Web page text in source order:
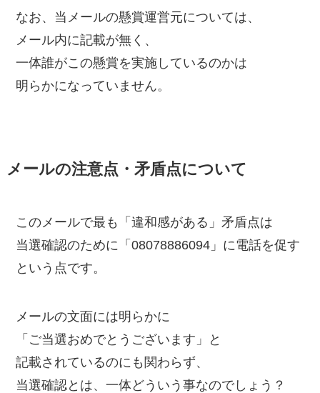
なお、当メールの懸賞運営元については、
メール内に記載が無く、
一体誰がこの懸賞を実施しているのかは
明らかになっていません。
メールの注意点・矛盾点について
このメールで最も「違和感がある」矛盾点は
当選確認のために「08078886094」に電話を促す
という点です。
メールの文面には明らかに
「ご当選おめでとうございます」と
記載されているのにも関わらず、
当選確認とは、一体どういう事なのでしょう？